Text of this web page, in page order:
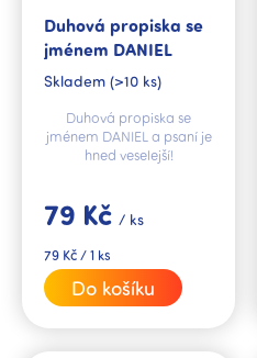
Duhová propiska se
jménem DANIEL
Skladem (>10 ks)
79 Kč / ks
Měrná
cena:
79 Kč / 1 ks
Do košíku
Duhová propiska se
jménem DANIEL a psaní je
hned veselejší!